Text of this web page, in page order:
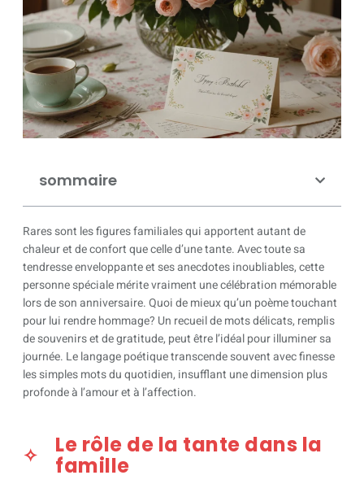
sommaire
Rares sont les figures familiales qui apportent autant de
chaleur et de confort que celle d’une tante. Avec toute sa
tendresse enveloppante et ses anecdotes inoubliables, cette
personne spéciale mérite vraiment une célébration mémorable
lors de son anniversaire. Quoi de mieux qu’un poème touchant
pour lui rendre hommage? Un recueil de mots délicats, remplis
de souvenirs et de gratitude, peut être l’idéal pour illuminer sa
journée. Le langage poétique transcende souvent avec finesse
les simples mots du quotidien, insufflant une dimension plus
profonde à l’amour et à l’affection.
Le rôle de la tante dans la
famille